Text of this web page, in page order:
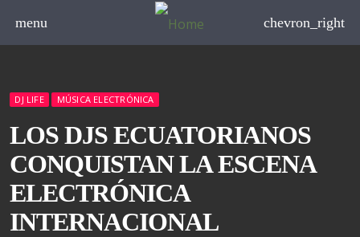
menu chevron_right
DJ LIFE MÚSICA ELECTRÓNICA
LOS DJS ECUATORIANOS
CONQUISTAN LA ESCENA
ELECTRÓNICA
INTERNACIONAL